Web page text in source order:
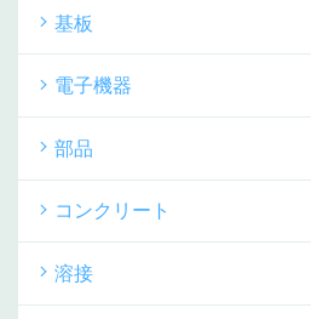
基板
電子機器
部品
コンクリート
溶接